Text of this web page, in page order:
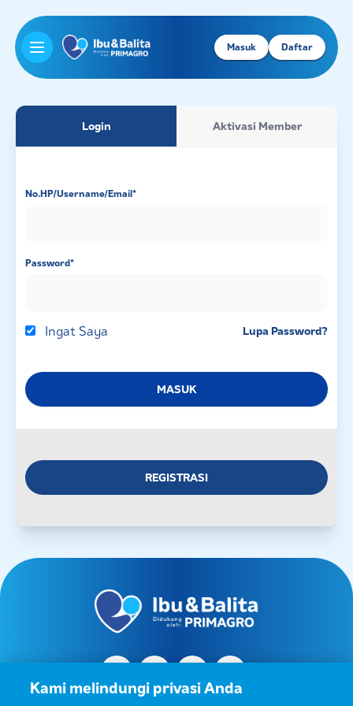
Open main menu
Masuk Daftar
Login Aktivasi Member
No.HP/Username/Email*
Password*
Ingat Saya Lupa Password?
MASUK
REGISTRASI
Kami melindungi privasi Anda